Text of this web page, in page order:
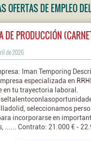
OFERTAS DE EMPLEO
DE PRODUCCIÓN
de 2026
Iman Temporing
especializada en
en tu trayectoria laboral.
seleccionamos
incorporarse en
...... Contrato: 21.000 € -